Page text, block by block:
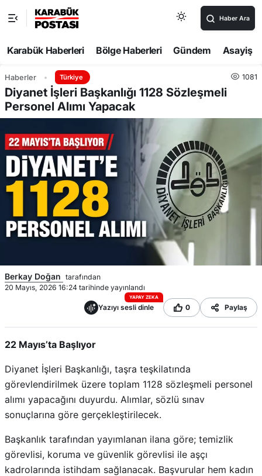
Haber Ara
Karabük Haberleri Bölge Haberleri Gündem Asayiş
Haberler Türkiye 1081
Diyanet İşleri Başkanlığı 1128 Sözleşmeli
Personel Alımı Yapacak
Berkay Doğan tarafından
20 Mayıs, 2026 16:24 tarihinde yayınlandı
YAPAY ZEKA
Yazıyı sesli dinle 0 Paylaş
22 Mayıs’ta Başlıyor
Diyanet İşleri Başkanlığı, taşra teşkilatında
görevlendirilmek üzere toplam 1128 sözleşmeli personel
alımı yapacağını duyurdu. Alımlar, sözlü sınav
sonuçlarına göre gerçekleştirilecek.
Başkanlık tarafından yayımlanan ilana göre; temizlik
görevlisi, koruma ve güvenlik görevlisi ile aşçı
kadrolarında istihdam sağlanacak. Başvurular hem kadın